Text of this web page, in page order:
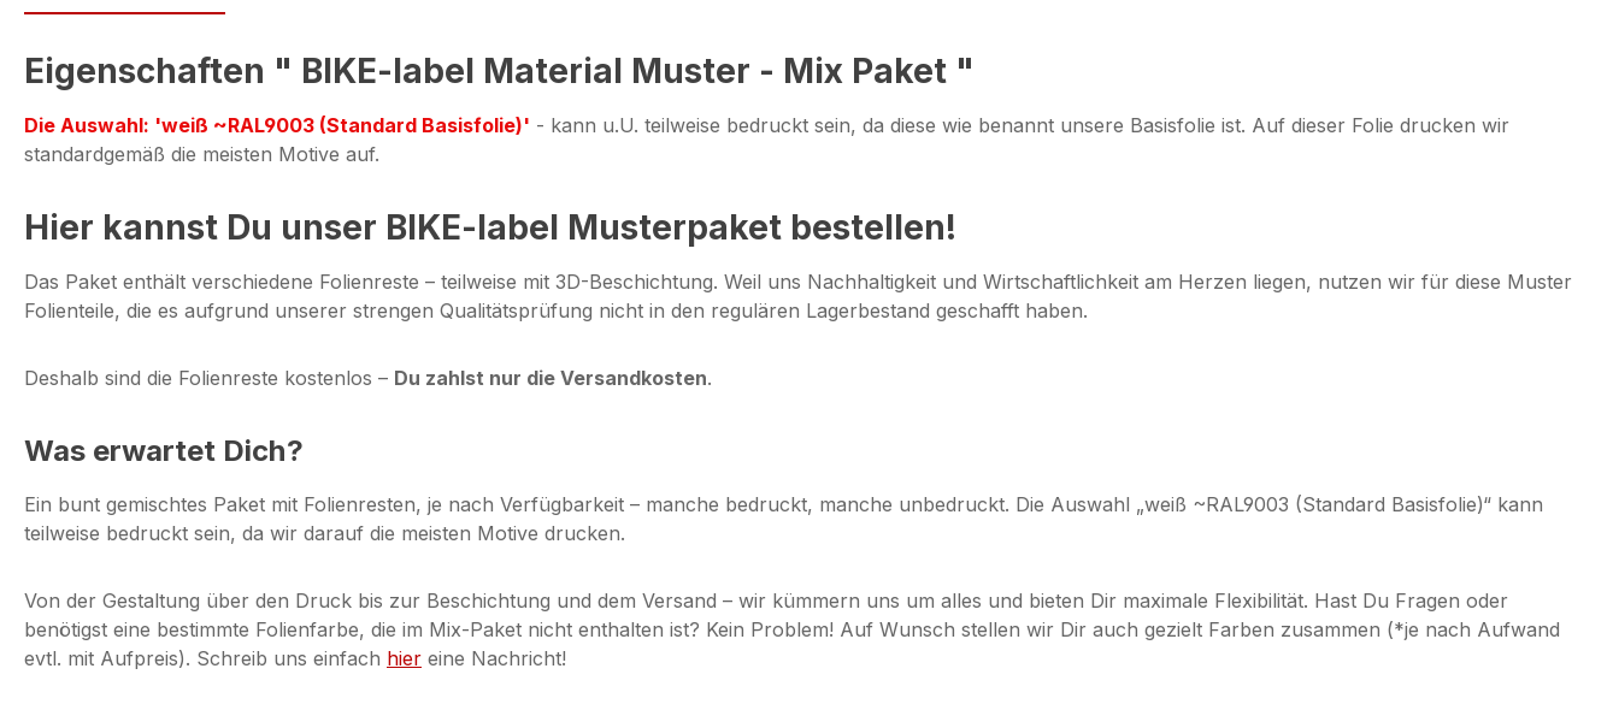
Eigenschaften " BIKE-label Material Muster - Mix Paket "
Die Auswahl: 'weiß ~RAL9003 (Standard Basisfolie)' - kann u.U. teilweise bedruckt sein, da diese wie benannt unsere Basisfolie ist. Auf dieser Folie drucken wir
standardgemäß die meisten Motive auf.
Hier kannst Du unser BIKE-label Musterpaket bestellen!
Das Paket enthält verschiedene Folienreste – teilweise mit 3D-Beschichtung. Weil uns Nachhaltigkeit und Wirtschaftlichkeit am Herzen liegen, nutzen wir für diese Muster
Folienteile, die es aufgrund unserer strengen Qualitätsprüfung nicht in den regulären Lagerbestand geschafft haben.
Deshalb sind die Folienreste kostenlos – Du zahlst nur die Versandkosten.
Was erwartet Dich?
Ein bunt gemischtes Paket mit Folienresten, je nach Verfügbarkeit – manche bedruckt, manche unbedruckt. Die Auswahl „weiß ~RAL9003 (Standard Basisfolie)“ kann
teilweise bedruckt sein, da wir darauf die meisten Motive drucken.
Von der Gestaltung über den Druck bis zur Beschichtung und dem Versand – wir kümmern uns um alles und bieten Dir maximale Flexibilität. Hast Du Fragen oder
benötigst eine bestimmte Folienfarbe, die im Mix-Paket nicht enthalten ist? Kein Problem! Auf Wunsch stellen wir Dir auch gezielt Farben zusammen (*je nach Aufwand
evtl. mit Aufpreis). Schreib uns einfach hier eine Nachricht!